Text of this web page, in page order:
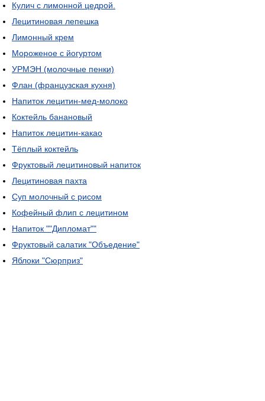
Кулич с лимонной цедрой.
Лецитиновая лепешка
Лимонный крем
Мороженое с йогуртом
УРМЭН (молочные пенки)
Флан (французская кухня)
Напиток лецитин-мед-молоко
Коктейль банановый
Напиток лецитин-какао
Тёплый коктейль
Фруктовый лецитиновый напиток
Лецитиновая пахта
Суп молочный с рисом
Кофейный флип с лецитином
Напиток ""Дипломат""
Фруктовый салатик "Объедение"
Яблоки "Сюрприз"